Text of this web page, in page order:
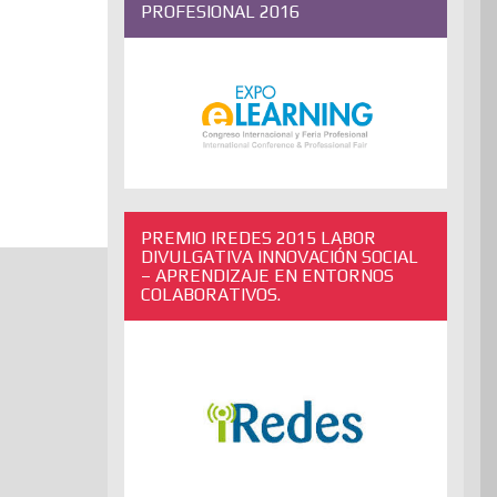
PROFESIONAL 2016
PREMIO IREDES 2015 LABOR
DIVULGATIVA INNOVACIÓN SOCIAL
– APRENDIZAJE EN ENTORNOS
COLABORATIVOS.